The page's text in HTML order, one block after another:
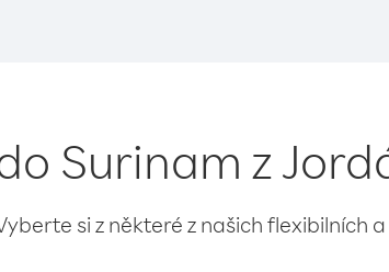
Surinam z
si z některé z našich flexibilních